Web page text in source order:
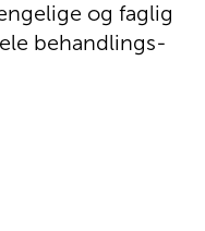
og faglig
behandlings-